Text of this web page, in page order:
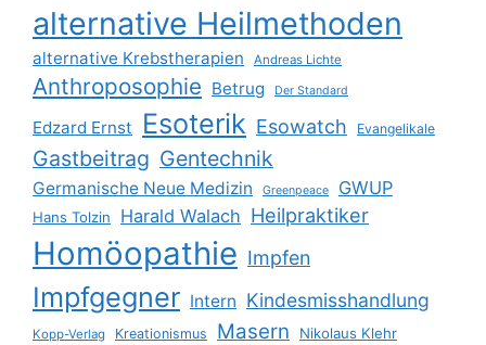
alternative Heilmethoden
alternative Krebstherapien Andreas Lichte
Anthroposophie Betrug Der Standard
Edzard Ernst Esoterik Esowatch Evangelikale
Gastbeitrag Gentechnik
Germanische Neue Medizin Greenpeace GWUP
Hans Tolzin Harald Walach Heilpraktiker
Homöopathie Impfen
Impfgegner Intern Kindesmisshandlung
Kopp-Verlag Kreationismus Masern Nikolaus Klehr